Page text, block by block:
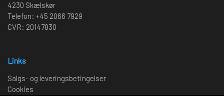
4230 Skælskør
Telefon: +45 2066 7929
CVR: 20147830
Links
Salgs- og leveringsbetingelser
Cookies